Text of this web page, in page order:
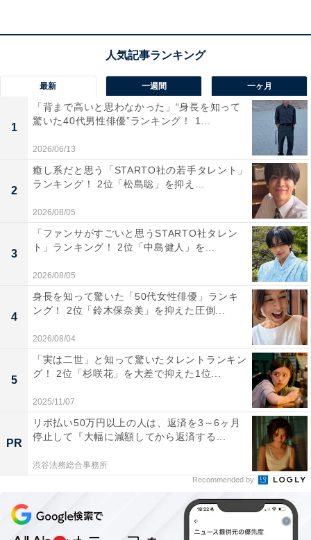
『VIVANT』（画像出典：公式Webサイト）
1位に選ばれたのは日曜劇場『VIVANT』（TBS系）でし
た。主演の堺雅人さんをはじめ、阿部寛さん、二階堂ふ
みさん、松坂桃李さん、役所広司さんら日本を代表する
超豪華俳優陣がキャスティングされたことでも注目を集
めた、アドベンチャードラマです。
もう1つ話題となったのが、キャスト以外の事前情報が
明かされなかったこと。なんと、事前の宣伝も控えられ
るという徹底ぶり！ その神秘のベールが功を奏して、テ
レビ画面にかじりつくように鑑賞した人が多くなったの
最新 一週間 一ヶ月
1
「背まで高いと思わなかった」“身長を知って
驚いた40代男性俳優”ランキング！ 1...
2026/06/13
2
癒し系だと思う「STARTO社の若手タレント」
ランキング！ 2位「松島聡」を抑え...
2026/08/05
3
「ファンサがすごいと思うSTARTO社タレン
ト」ランキング！ 2位「中島健人」を...
2026/08/05
4
身長を知って驚いた「50代女性俳優」ランキ
ング！ 2位「鈴木保奈美」を抑えた圧倒...
2026/08/04
5
「実は二世」と知って驚いたタレントランキン
グ！ 2位「杉咲花」を大差で抑えた1位...
2025/11/07
PR
リボ払い50万円以上の人は、返済を3～6ヶ月
停止して『大幅に減額してから返済する...
渋谷法務総合事務所
Recommended by